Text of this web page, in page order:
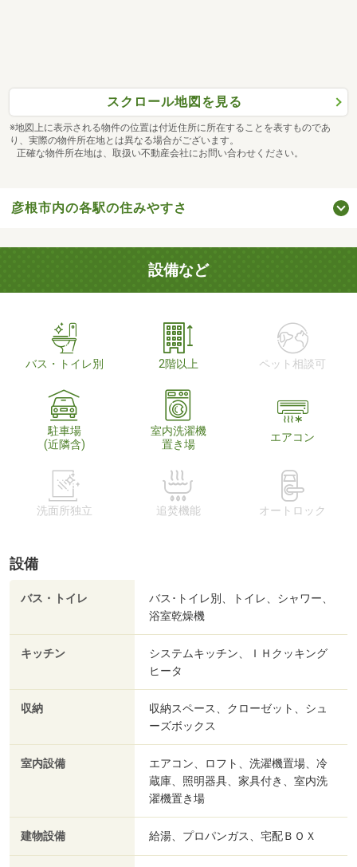
スクロール地図を見る
※地図上に表示される物件の位置は付近住所に所在することを表すものであ
り、実際の物件所在地とは異なる場合がございます。
正確な物件所在地は、取扱い不動産会社にお問い合わせください。
彦根市内の各駅の住みやすさ
設備など
バス・トイレ別 2階以上 ペット相談可
駐車場
(近隣含)
室内洗濯機
置き場
エアコン
洗面所独立 追焚機能 オートロック
設備
バス・トイレ
バス･トイレ別、トイレ、シャワー、
浴室乾燥機
キッチン
システムキッチン、ＩＨクッキング
ヒータ
収納
収納スペース、クローゼット、シュ
ーズボックス
室内設備
エアコン、ロフト、洗濯機置場、冷
蔵庫、照明器具、家具付き、室内洗
濯機置き場
建物設備 給湯、プロパンガス、宅配ＢＯＸ